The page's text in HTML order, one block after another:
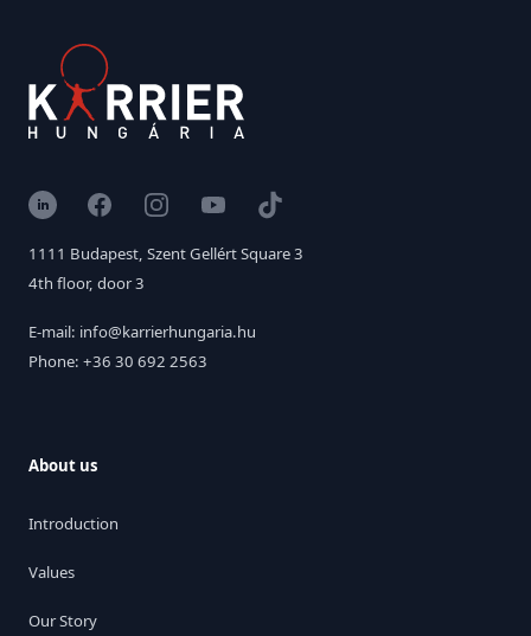
LinkedInFacebookInstagramYouTubeTikTok
1111 Budapest, Szent Gellért Square 3
4th floor, door 3
E-mail: info@karrierhungaria.hu
Phone: +36 30 692 2563
About us
Introduction
Values
Our Story